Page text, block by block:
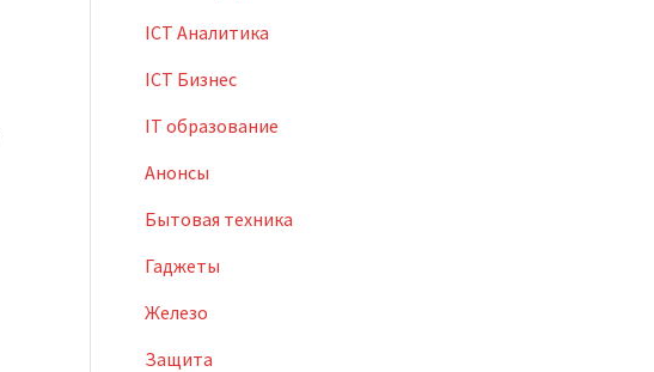
ICT Аналитика
ICT Бизнес
IT образование
Анонсы
Бытовая техника
Гаджеты
Железо
Защита